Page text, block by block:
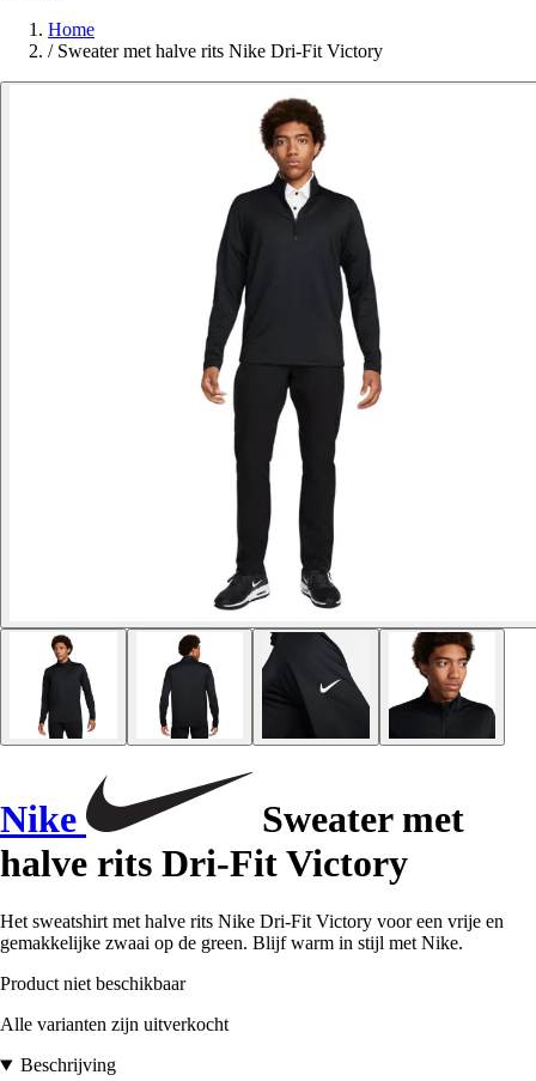
Home
/ Sweater met halve rits Nike Dri-Fit Victory
Nike
Sweater met
halve rits Dri-Fit Victory
Het sweatshirt met halve rits Nike Dri-Fit Victory voor een vrije en
gemakkelijke zwaai op de green. Blijf warm in stijl met Nike.
Product niet beschikbaar
Alle varianten zijn uitverkocht
Beschrijving